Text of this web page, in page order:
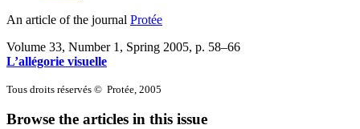
An article of the journal Protée
Volume 33, Number 1, Spring 2005, p. 58–66
L’allégorie visuelle
Tous droits réservés © Protée, 2005
Browse the articles in this issue